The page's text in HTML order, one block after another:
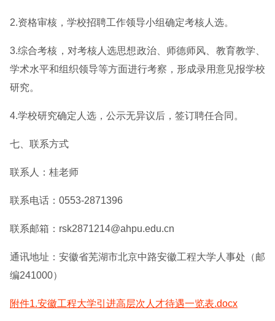
2.资格审核，学校招聘工作领导小组确定考核人选。
3.综合考核，对考核人选思想政治、师德师风、教育教学、
学术水平和组织领导等方面进行考察，形成录用意见报学校
研究。
4.学校研究确定人选，公示无异议后，签订聘任合同。
七、联系方式
联系人：桂老师
联系电话：0553-2871396
联系邮箱：rsk2871214@ahpu.edu.cn
通讯地址：安徽省芜湖市北京中路安徽工程大学人事处（邮
编241000）
附件1.安徽工程大学引进高层次人才待遇一览表.docx